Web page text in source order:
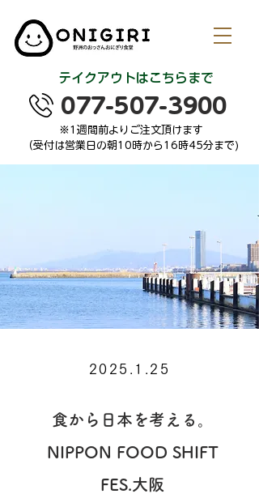
テイクアウトはこちらまで
077-507-3900
※1週間前よりご注文頂けます
（受付は営業日の朝10時から16時45分まで)
​2025.1.25
食から日本を考える。
NIPPON FOOD SHIFT
FES.大阪